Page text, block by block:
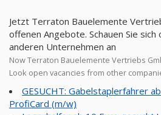
Jetzt Terraton Bauelemente
offenen Angebote. Schauen Sie
anderen Unternehmen an
Now Terraton Bauelemente Vertriebs
Look open vacancies from other
GESUCHT: Gabelstaplerfahrer
ProfiCard (m/w)